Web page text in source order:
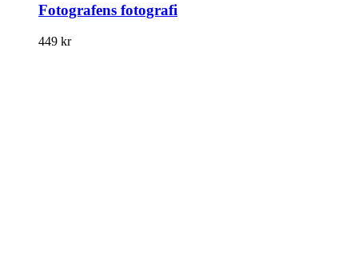
Fotografens fotografi
449 kr